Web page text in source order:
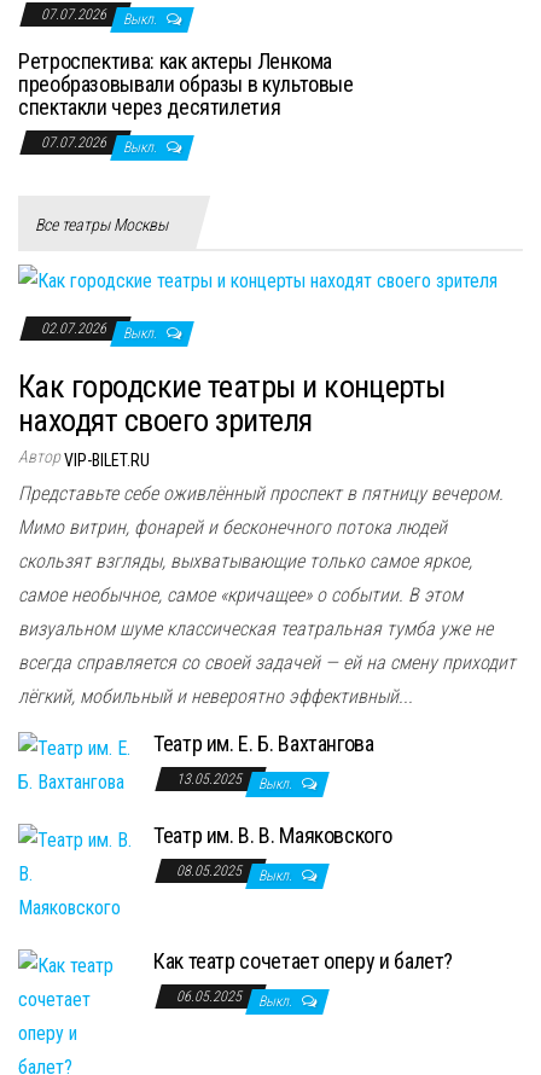
07.07.2026 Выкл.
Ретроспектива: как актеры Ленкома
преобразовывали образы в культовые
спектакли через десятилетия
07.07.2026 Выкл.
Все театры Москвы
02.07.2026 Выкл.
Как городские театры и концерты
находят своего зрителя
АвторVIP-BILET.RU
Представьте себе оживлённый проспект в пятницу вечером.
Мимо витрин, фонарей и бесконечного потока людей
скользят взгляды, выхватывающие только самое яркое,
самое необычное, самое «кричащее» о событии. В этом
визуальном шуме классическая театральная тумба уже не
всегда справляется со своей задачей — ей на смену приходит
лёгкий, мобильный и невероятно эффективный...
Театр им. Е. Б. Вахтангова
13.05.2025 Выкл.
Театр им. В. В. Маяковского
08.05.2025 Выкл.
Как театр сочетает оперу и балет?
06.05.2025 Выкл.